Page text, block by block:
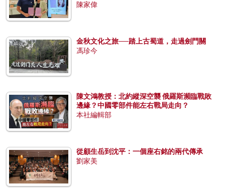
陳家偉
金秋文化之旅──踏上古蜀道，走過劍門關
馮珍今
陳文鴻教授：北約縱深空襲 俄羅斯瀕臨戰敗
邊緣？中國零部件能左右戰局走向？
本社編輯部
從顧生岳到沈平：一個座右銘的兩代傳承
劉家美